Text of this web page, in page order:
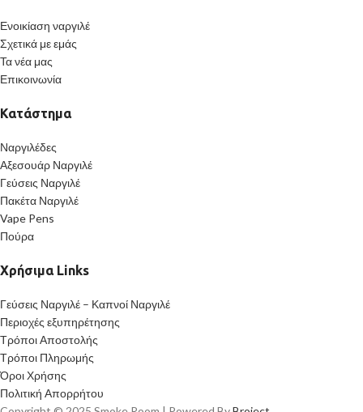
Ενοικίαση ναργιλέ
Σχετικά με εμάς
Τα νέα μας
Επικοινωνία
Κατάστημα
Ναργιλέδες
Αξεσουάρ Ναργιλέ
Γεύσεις Ναργιλέ
Πακέτα Ναργιλέ
Vape Pens
Πούρα
Χρήσιμα Links
Γεύσεις Ναργιλέ – Καπνοί Ναργιλέ
Περιοχές εξυπηρέτησης
Τρόποι Αποστολής
Τρόποι Πληρωμής
Όροι Χρήσης
Πολιτική Απορρήτου